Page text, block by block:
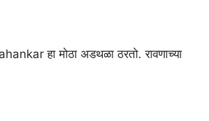
हा मोठा अडथळा ठरतो. रावणाच्या